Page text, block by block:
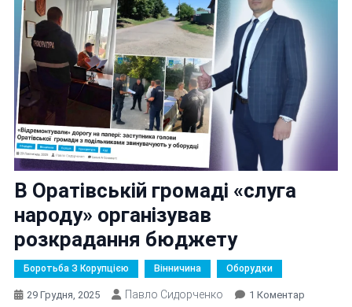
В Оратівській громаді «слуга
народу» організував
розкрадання бюджету
Боротьба З Корупцією Вінничина Оборудки
29 Грудня, 2025 Павло Сидорченко 1 КоментарДо